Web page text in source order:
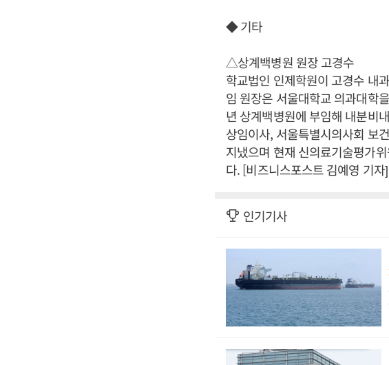
◆ 기타
△상계백병원 원장 고경수
학교법인 인제학원이 고경수 내
임 원장은 서울대학교 의과대학
년 상계백병원에 부임해 내분비
상임이사, 서울특별시의사회 보
지냈으며 현재 신의료기술평가
다. [비즈니스포스트 김예영 기자]
인기기사